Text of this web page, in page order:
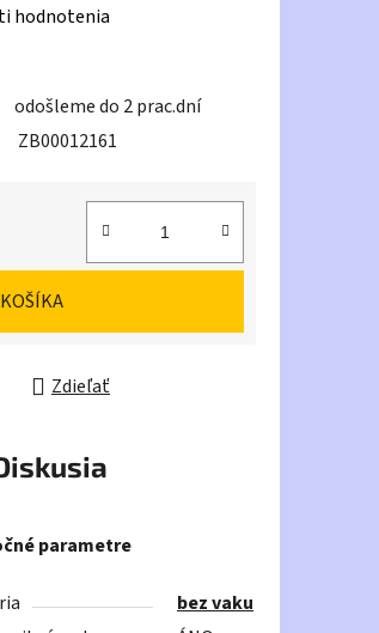
hodnotenia
odošleme do 2 prac.dní
ZB00012161
Zdieľať
parametre
bez vaku